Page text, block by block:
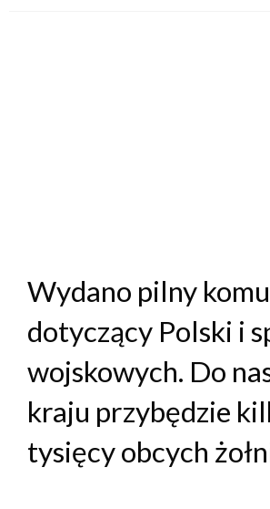
Wydano pilny
dotyczący Polski i
wojskowych. Do
kraju przybędzie
tysięcy obcych